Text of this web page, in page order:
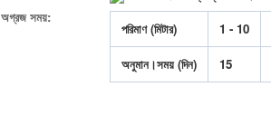
অগ্রজ সময়:
পরিমাণ (মিটার) 1 - 10
অনুমান।সময় (দিন) 15